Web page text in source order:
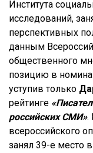
Института
исследований,
перспективных
данным
общественного
позицию в
уступив только
рейтинге
российских СМИ».
всероссийского
занял 39-е место